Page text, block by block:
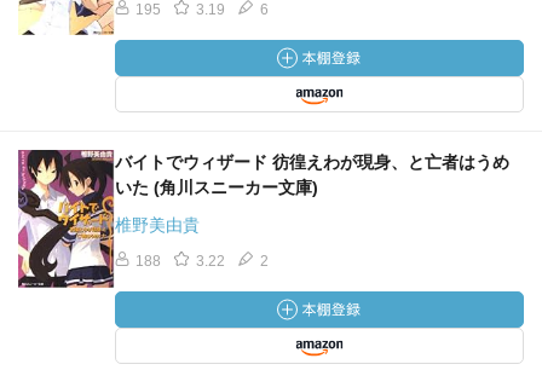
195 3.19 6
バイトでウィザード 彷徨えわが現身、と亡者はうめ
いた (角川スニーカー文庫)
椎野美由貴
188 3.22 2